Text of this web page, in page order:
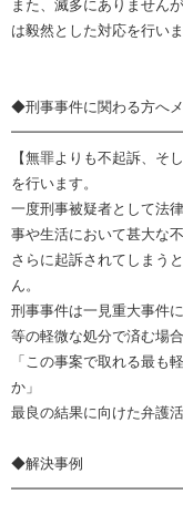
また、滅多にありません
は毅然とした対応を行いま
◆刑事事件に関わる方へ
【無罪よりも不起訴、そ
を行います。
一度刑事被疑者として法
事や生活において甚大な
さらに起訴されてしまう
ん。
刑事事件は一見重大事件
等の軽微な処分で済む場合
「この事案で取れる最も
か」
最良の結果に向けた弁護
◆解決事例